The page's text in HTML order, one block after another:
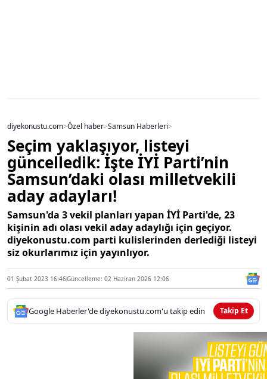
diyekonustu.com>Özel haber>Samsun Haberleri>
Seçim yaklaşıyor, listeyi
güncelledik: İşte İYİ Parti’nin
Samsun’daki olası milletvekili
aday adayları!
Samsun'da 3 vekil planları yapan İYİ Parti'de, 23
kişinin adı olası vekil aday adaylığı için geçiyor.
diyekonustu.com parti kulislerinden derlediği listeyi
siz okurlarımız için yayınlıyor.
01 Şubat 2023 16:46Güncelleme: 02 Haziran 2026 12:06
Google Haberler'de diyekonustu.com'u takip edin Takip Et